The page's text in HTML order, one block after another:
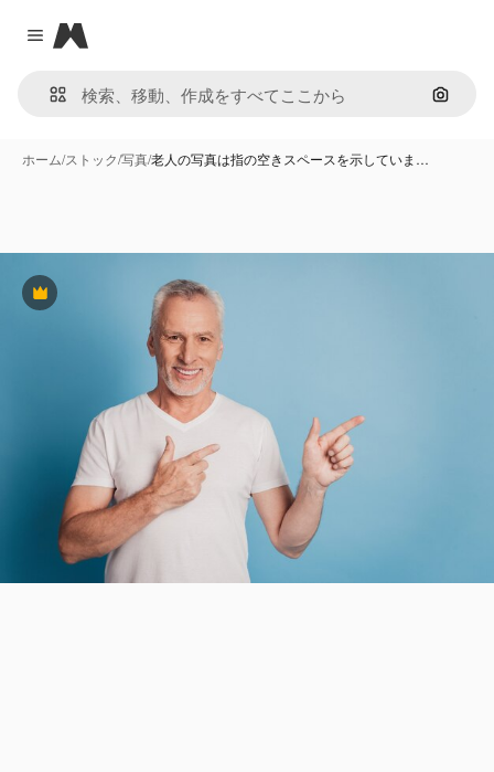
Close menu
Magnific
画像で
ホーム/ストック/写真/老人の写真は指の空きスペースを示していま…
Premium